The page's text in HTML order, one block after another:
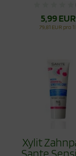
5,99 EUR
79,81 EUR pro 1 l
Xylit
Sante